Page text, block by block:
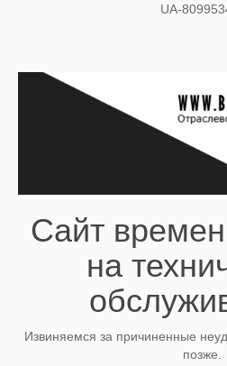
UA-
Сайт
на
Извиняемся за причиненные
позже.